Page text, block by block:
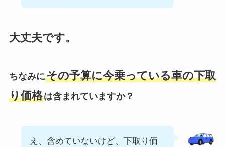
大丈夫です。
ちなみにその予算に今乗っている車の下取
り価格は含まれていますか？
え、含めていないけど、下取り価